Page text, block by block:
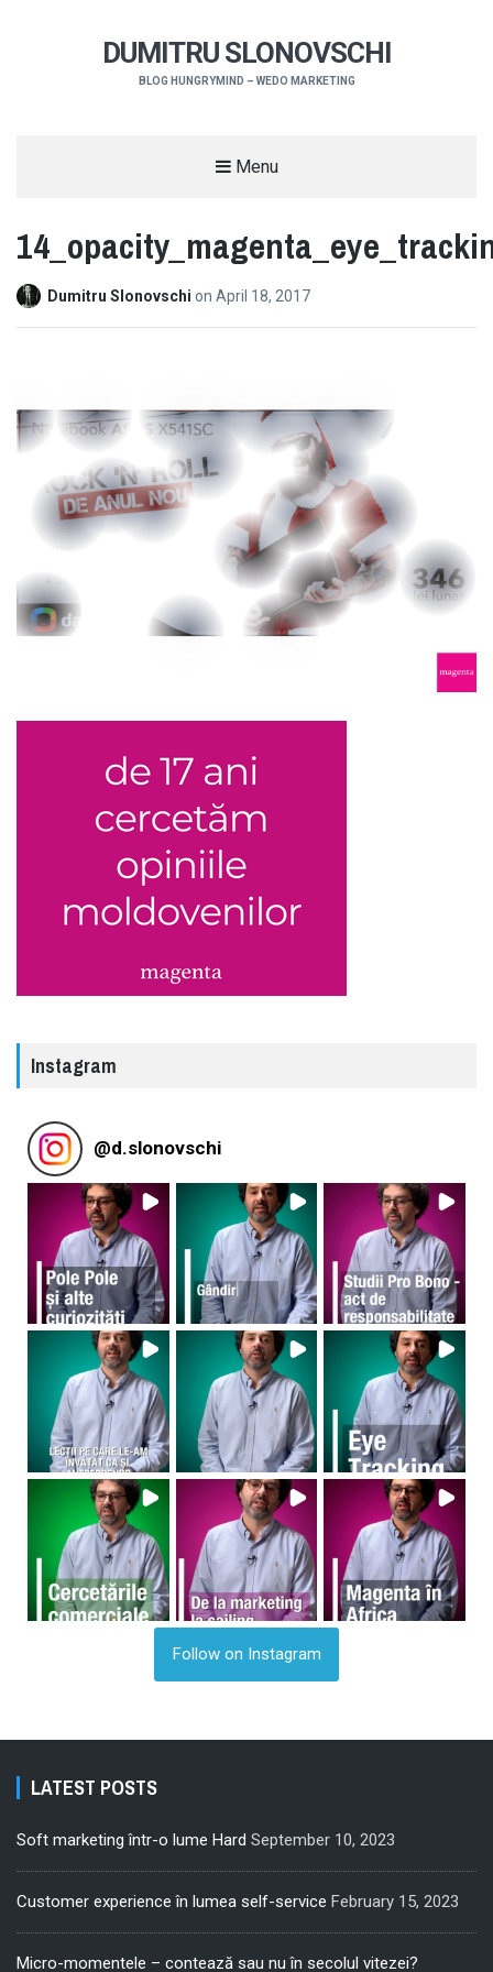
DUMITRU SLONOVSCHI
BLOG HUNGRYMIND – WEDO MARKETING
Menu
Dumitru Slonovschi on April 18, 2017
Instagram
@d.slonovschi
Follow on Instagram
LATEST POSTS
Soft marketing într-o lume Hard September 10, 2023
Customer experience în lumea self-service February 15, 2023
Micro-momentele – contează sau nu în secolul vitezei?